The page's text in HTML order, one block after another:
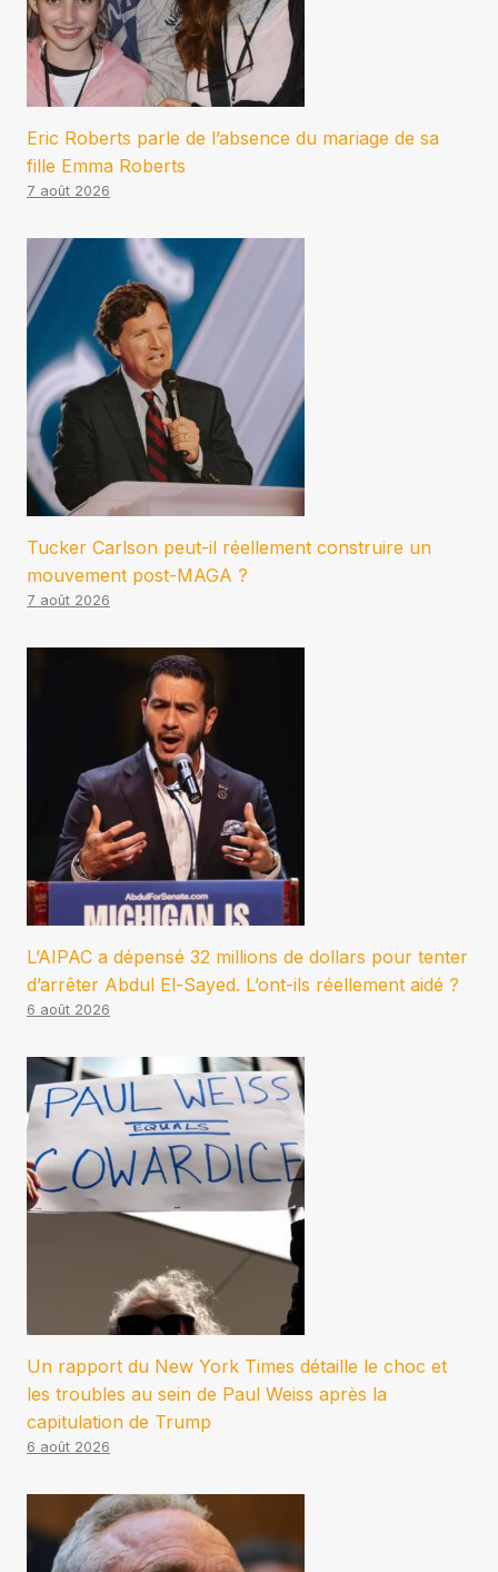
Eric Roberts parle de l’absence du mariage de sa
fille Emma Roberts
7 août 2026
Tucker Carlson peut-il réellement construire un
mouvement post-MAGA ?
7 août 2026
L’AIPAC a dépensé 32 millions de dollars pour tenter
d’arrêter Abdul El-Sayed. L’ont-ils réellement aidé ?
6 août 2026
Un rapport du New York Times détaille le choc et
les troubles au sein de Paul Weiss après la
capitulation de Trump
6 août 2026